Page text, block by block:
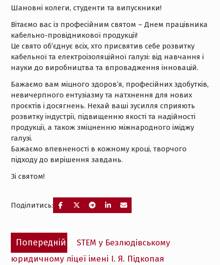
Шановні колеги, студенти та випускники!
Вітаємо вас із професійним святом – Днем працівника
кабельно-провідникової продукції!
Це свято об’єднує всіх, хто присвятив себе розвитку
кабельної та електроізоляційної галузі: від навчання і
науки до виробництва та впровадження інновацій.
Бажаємо вам міцного здоров’я, професійних здобутків,
невичерпного ентузіазму та натхнення для нових
проєктів і досягнень. Нехай ваші зусилля сприяють
розвитку індустрії, підвищенню якості та надійності
продукції, а також зміцненню міжнародного іміджу
галузі.
Бажаємо впевненості в кожному кроці, творчого
підходу до вирішення завдань.
Зі святом!
Поділитись:
Навігація
записів
Попередній
Попередній
запис:
STEM у Безлюдівському
юридичному ліцеї імені І. Я. Підкопая